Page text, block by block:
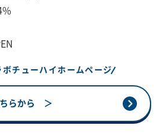
ボチューハイホームページ
らから ＞